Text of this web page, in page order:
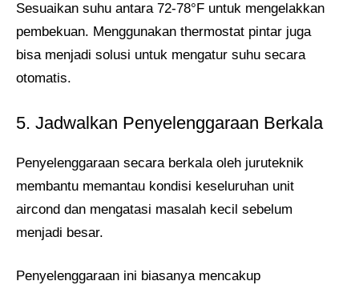
Sesuaikan suhu antara 72-78°F untuk mengelakkan
pembekuan. Menggunakan thermostat pintar juga
bisa menjadi solusi untuk mengatur suhu secara
otomatis​.
5. Jadwalkan Penyelenggaraan Berkala
Penyelenggaraan secara berkala oleh juruteknik
membantu memantau kondisi keseluruhan unit
aircond dan mengatasi masalah kecil sebelum
menjadi besar.
Penyelenggaraan ini biasanya mencakup